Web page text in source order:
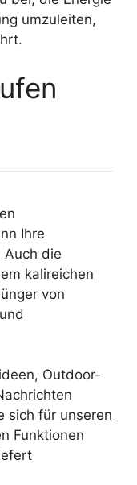
umzuleiten,
Ihre
Auch die
kalireichen
von
Outdoor-
sich für unseren
Funktionen